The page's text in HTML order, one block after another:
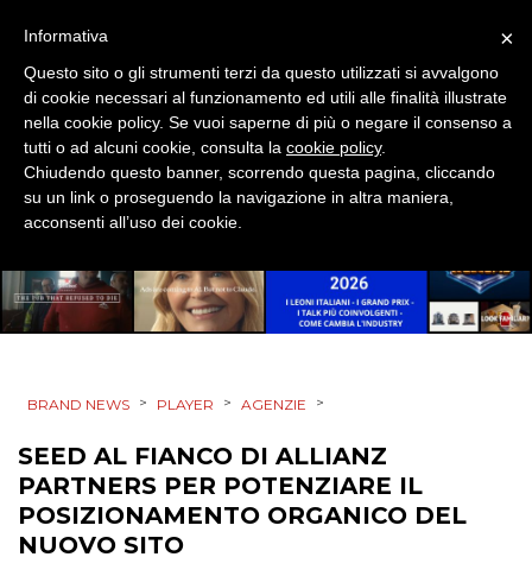
CSR
STRATEGIE
CINEMA
DIGITALE
EDITORIA
TV
BRAND NEWS > PLAYER > AGENZIE >
SEED AL FIANCO DI ALLIANZ
PARTNERS PER POTENZIARE IL
POSIZIONAMENTO ORGANICO DEL
NUOVO SITO
×
Informativa
Questo sito o gli strumenti terzi da questo utilizzati si avvalgono
di cookie necessari al funzionamento ed utili alle finalità illustrate
nella cookie policy. Se vuoi saperne di più o negare il consenso a
tutti o ad alcuni cookie, consulta la cookie policy.
Chiudendo questo banner, scorrendo questa pagina, cliccando
su un link o proseguendo la navigazione in altra maniera,
acconsenti all’uso dei cookie.